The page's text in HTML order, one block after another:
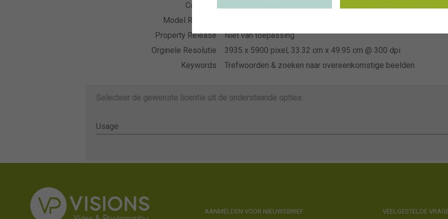
Collectie
Model Release
Property Release
Niet van toepassing
Orginele Resolutie
3935 x 5900 pixel, 33.32 cm x 49.95 cm @ 300 dpi
Keywords
Trefwoorden & zoeken naar overeenkomstige beelden
Selecteer de gewenste licentie uit de onderstaande opties.
Usage
Usage
AANMELDEN VOOR NIEUWSBRIEF VEELGESTELDE